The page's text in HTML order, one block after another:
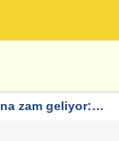
zam geliyor: